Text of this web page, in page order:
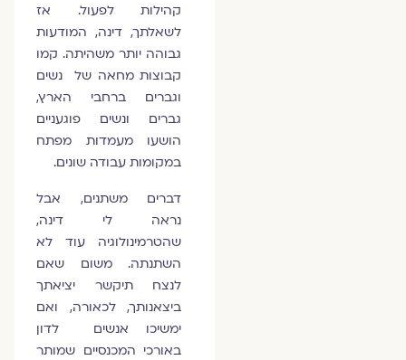
קהילות לפעול. אז
לשאלתך, דינה, המודעות
גבוהה יותר משהיתה. קמו
קבוצות מחאה של נשים
וגברים ברחבי הארץ,
גברים ונשים פוגעניים
הושעו מעמדות מפתח
במקומות עבודה שונים.
דברים משתנים, אבל
נראה לי דינה,
שהטרמינולוגיה עוד לא
השתנתה. משום שאם
לנצח תיקשר יציאתך
ביצאנותך, לכאורה, ואם
ימשיכו אנשים לדון
באורכי המכנסיים שמותר